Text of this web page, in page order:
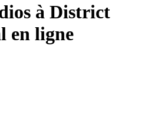
à District
en ligne